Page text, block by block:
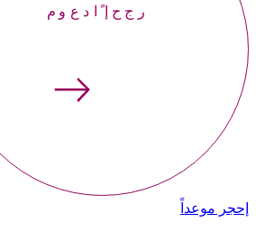
إحجر موعداً
إحجر موعداً